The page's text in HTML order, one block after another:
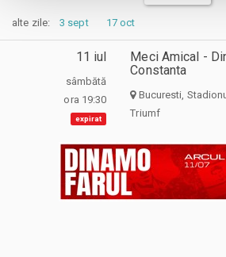
alte zile: 3 sept 17 oct
11 iul
sâmbătă
ora 19:30
expirat
Meci Amical -
Constanta
Bucuresti,
Triumf